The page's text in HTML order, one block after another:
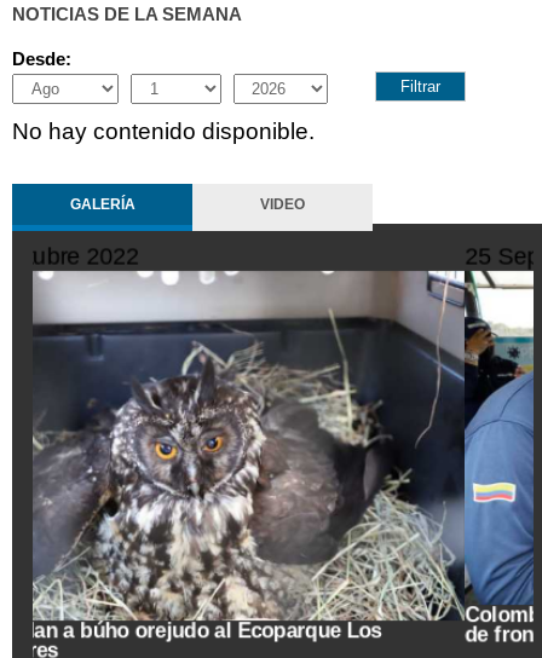
NOTICIAS DE LA SEMANA
Desde:
Month
Day Year
No hay contenido disponible.
GALERÍA VIDEO
25 Septiembre 2022
Colombia vislumbra con esperanza reapertura total
de frontera con Venezuela